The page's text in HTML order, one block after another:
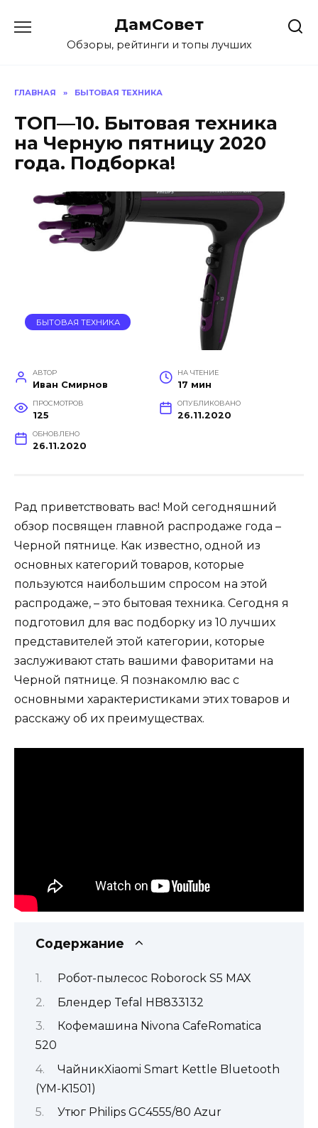
содержанию
ДамСовет
Обзоры, рейтинги и топы лучших
ГЛАВНАЯ » БЫТОВАЯ ТЕХНИКА
ТОП—10. Бытовая техника
на Черную пятницу 2020
года. Подборка!
БЫТОВАЯ ТЕХНИКА
АВТОР
Иван Смирнов
НА ЧТЕНИЕ
17 мин
ПРОСМОТРОВ
125
ОПУБЛИКОВАНО
26.11.2020
ОБНОВЛЕНО
26.11.2020
Рад приветствовать вас! Мой сегодняшний
обзор посвящен главной распродаже года –
Черной пятнице. Как известно, одной из
основных категорий товаров, которые
пользуются наибольшим спросом на этой
распродаже, – это бытовая техника. Сегодня я
подготовил для вас подборку из 10 лучших
представителей этой категории, которые
заслуживают стать вашими фаворитами на
Черной пятнице. Я познакомлю вас с
основными характеристиками этих товаров и
расскажу об их преимуществах.
Содержание
Робот-пылесос Roborock S5 MAX
Блендер Tefal HB833132
Кофемашина Nivona CafeRomatica
520
ЧайникXiaomi Smart Kettle Bluetooth
(YM-K1501)
Утюг Philips GC4555/80 Azur